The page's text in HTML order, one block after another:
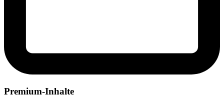
Premium-Inhalte